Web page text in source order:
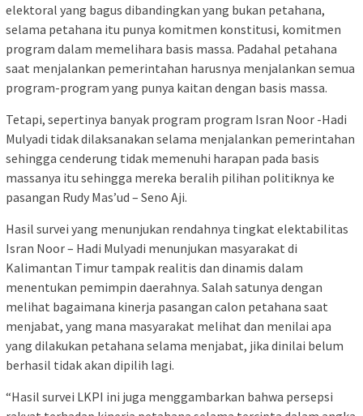
elektoral yang bagus dibandingkan yang bukan petahana,
selama petahana itu punya komitmen konstitusi, komitmen
program dalam memelihara basis massa. Padahal petahana
saat menjalankan pemerintahan harusnya menjalankan semua
program-program yang punya kaitan dengan basis massa.
Tetapi, sepertinya banyak program program Isran Noor -Hadi
Mulyadi tidak dilaksanakan selama menjalankan pemerintahan
sehingga cenderung tidak memenuhi harapan pada basis
massanya itu sehingga mereka beralih pilihan politiknya ke
pasangan Rudy Mas’ud – Seno Aji.
Hasil survei yang menunjukan rendahnya tingkat elektabilitas
Isran Noor – Hadi Mulyadi menunjukan masyarakat di
Kalimantan Timur tampak realitis dan dinamis dalam
menentukan pemimpin daerahnya. Salah satunya dengan
melihat bagaimana kinerja pasangan calon petahana saat
menjabat, yang mana masyarakat melihat dan menilai apa
yang dilakukan petahana selama menjabat, jika dinilai belum
berhasil tidak akan dipilih lagi.
“Hasil survei LKPI ini juga menggambarkan bahwa persepsi